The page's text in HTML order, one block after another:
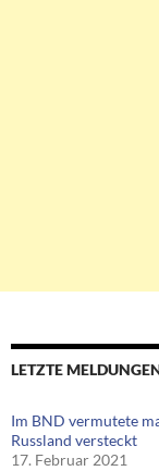
LETZTE
Im BND vermutete
Russland versteckt
17. Februar 2021